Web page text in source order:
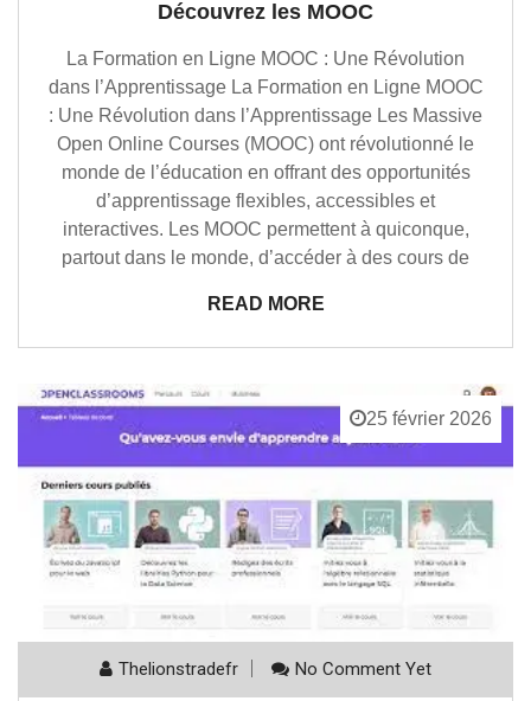
Découvrez les MOOC
La Formation en Ligne MOOC : Une Révolution
dans l’Apprentissage La Formation en Ligne MOOC
: Une Révolution dans l’Apprentissage Les Massive
Open Online Courses (MOOC) ont révolutionné le
monde de l’éducation en offrant des opportunités
d’apprentissage flexibles, accessibles et
interactives. Les MOOC permettent à quiconque,
partout dans le monde, d’accéder à des cours de
READ MORE
25 février 2026
Thelionstradefr No Comment Yet